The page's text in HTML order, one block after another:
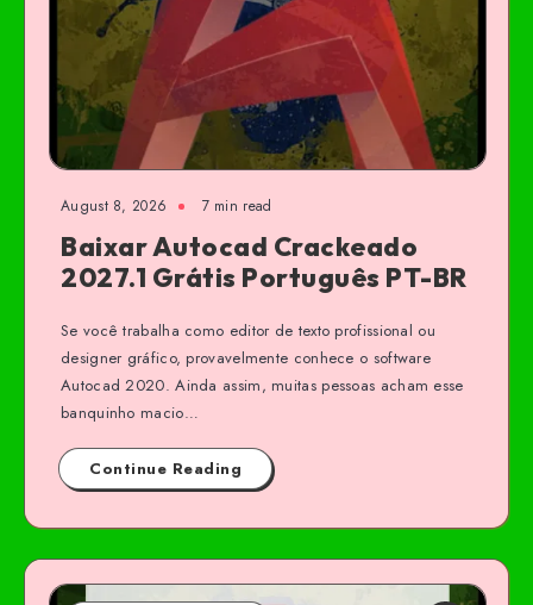
August 8, 2026 7 min read
Baixar Autocad Crackeado
2027.1 Grátis Português PT-BR
Se você trabalha como editor de texto profissional ou
designer gráfico, provavelmente conhece o software
Autocad 2020. Ainda assim, muitas pessoas acham esse
banquinho macio…
Continue Reading